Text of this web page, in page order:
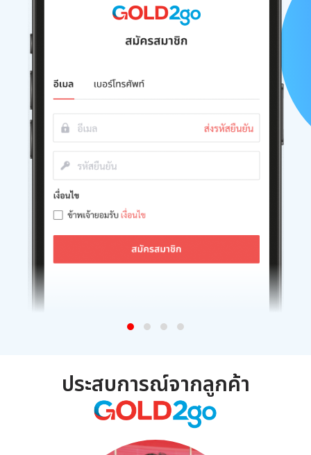
ประสบการณ์จากลูกค้า